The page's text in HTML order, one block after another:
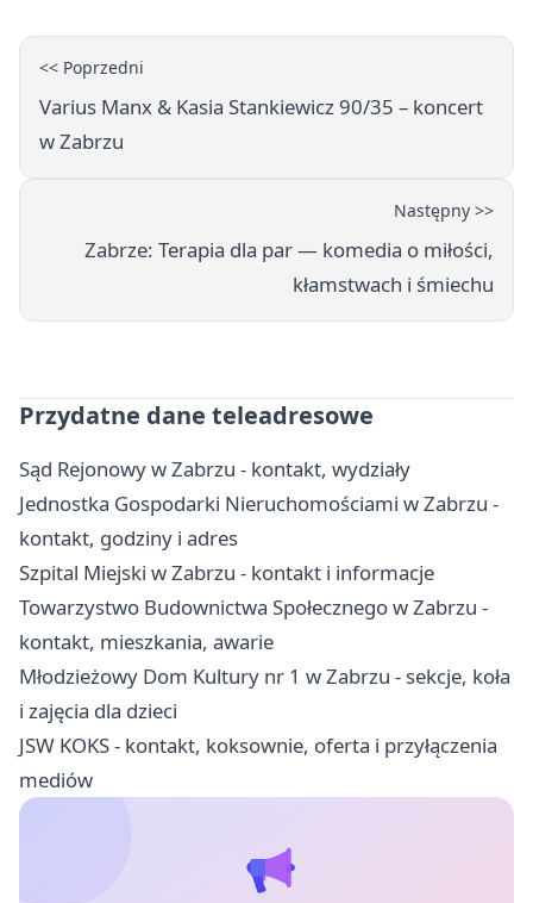
<< Poprzedni
Varius Manx & Kasia Stankiewicz 90/35 – koncert
w Zabrzu
Następny >>
Zabrze: Terapia dla par — komedia o miłości,
kłamstwach i śmiechu
Przydatne dane teleadresowe
Sąd Rejonowy w Zabrzu - kontakt, wydziały
Jednostka Gospodarki Nieruchomościami w Zabrzu -
kontakt, godziny i adres
Szpital Miejski w Zabrzu - kontakt i informacje
Towarzystwo Budownictwa Społecznego w Zabrzu -
kontakt, mieszkania, awarie
Młodzieżowy Dom Kultury nr 1 w Zabrzu - sekcje, koła
i zajęcia dla dzieci
JSW KOKS - kontakt, koksownie, oferta i przyłączenia
mediów